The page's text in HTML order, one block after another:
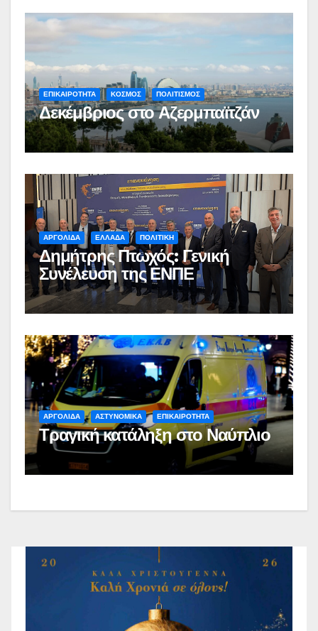
ΕΠΙΚΑΙΡΟΤΗΤΑ ΚΟΣΜΟΣ ΠΟΛΙΤΙΣΜΟΣ
Δεκέμβριος στο Αζερμπαϊτζάν
ΑΡΓΟΛΙΔΑ ΕΛΛΑΔΑ ΠΟΛΙΤΙΚΗ
Δημήτρης Πτωχός: Γενική
Συνέλευση της ΕΝΠΕ
ΑΡΓΟΛΙΔΑ ΑΣΤΥΝΟΜΙΚΑ ΕΠΙΚΑΙΡΟΤΗΤΑ
Τραγική κατάληξη στο Ναύπλιο